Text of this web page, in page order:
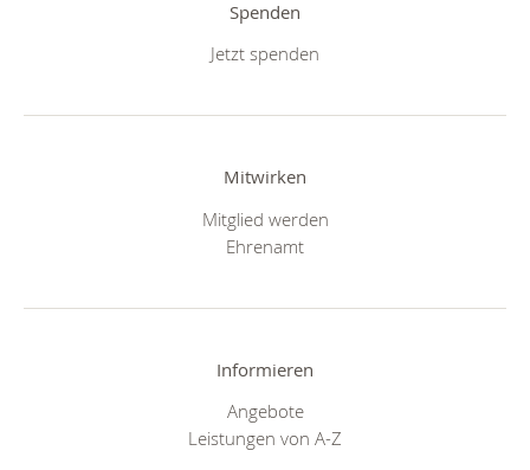
Spenden
Jetzt spenden
Mitwirken
Mitglied werden
Ehrenamt
Informieren
Angebote
Leistungen von A-Z